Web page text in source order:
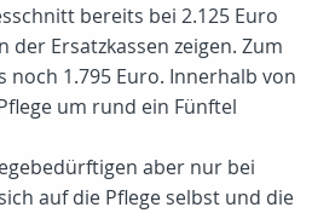
bereits bei 2.125 Euro
der Ersatzkassen zeigen. Zum
noch 1.795 Euro. Innerhalb von
um rund ein Fünftel
aber nur bei
auf die Pflege selbst und die